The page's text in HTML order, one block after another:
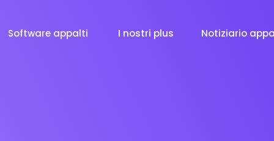
Software appalti I nostri plus Notiziario